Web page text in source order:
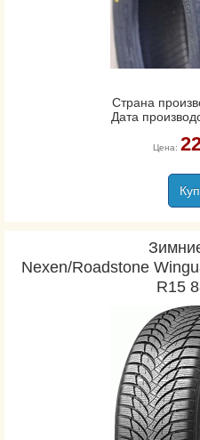
Страна
Дата
Цена:
Nexen/Roadstone
R15